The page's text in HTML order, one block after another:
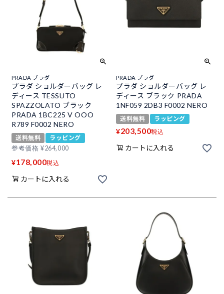
PRADA プラダ
プラダ ショルダーバッグ レ
ディース TESSUTO
SPAZZOLATO ブラック
PRADA 1BC225 V OOO
R789 F0002 NERO
送料無料
ラッピング
参考価格 ¥264,000
¥178,000税込
カートに入れる
PRADA プラダ
プラダ ショルダーバッグ レ
ディース ブラック PRADA
1NF059 2DB3 F0002 NERO
送料無料 ラッピング
¥203,500税込
カートに入れる